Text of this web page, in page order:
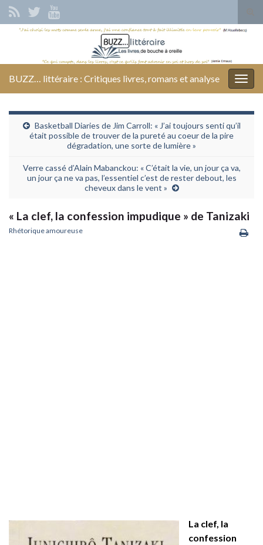
Search for:
BUZZ… littéraire : Critiques livres, romans et analyse
Basketball Diaries de Jim Carroll: « J’ai toujours senti qu’il
était possible de trouver de la pureté au coeur de la pire
dégradation, une sorte de lumière »
Verre cassé d’Alain Mabanckou: « C’était la vie, un jour ça va,
un jour ça ne va pas, l’essentiel c’est de rester debout, les
cheveux dans le vent »
« La clef, la confession impudique » de Tanizaki
Rhétorique amoureuse
La clef, la
confession